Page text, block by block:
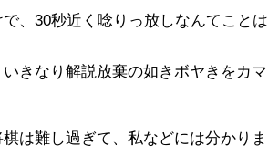
、30秒近く唸りっ放しなんてことは
きなり解説放棄の如きボヤきをカマ
棋は難し過ぎて、私などには分かりま